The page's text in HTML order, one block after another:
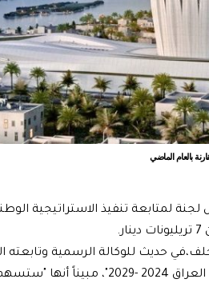
بالعام الماضي
لجنة لمتابعة تنفيذ الاستراتيجية
حديث للوكالة الرسمية وتابعته
الاستراتيجية الوطنية للإقراض المصرفي في